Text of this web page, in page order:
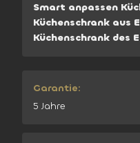
Smart anpassen
Küchenschrank aus
Küchenschrank des
Garantie:
5 Jahre